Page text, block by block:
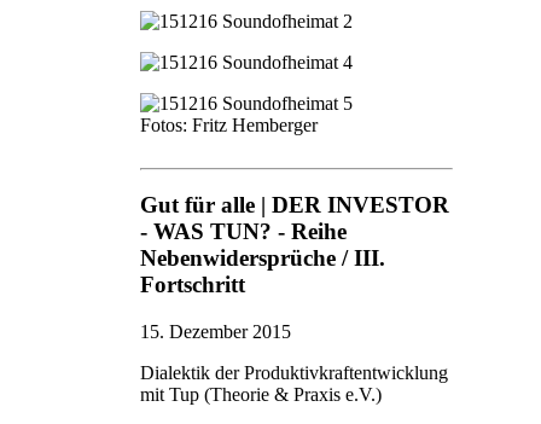
Fotos: Fritz Hemberger
Gut für alle | DER INVESTOR
- WAS TUN? - Reihe
Nebenwidersprüche / III.
Fortschritt
15. Dezember 2015
Dialektik der Produktivkraftentwicklung
mit Tup (Theorie & Praxis e.V.)